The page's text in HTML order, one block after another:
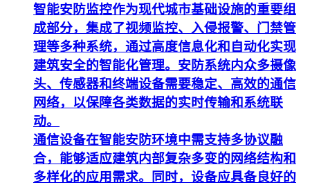
智能安防监控作为现代城市基础设施的重要组
成部分，集成了视频监控、入侵报警、门禁管
理等多种系统，通过高度信息化和自动化实现
建筑安全的智能化管理。安防系统内众多摄像
头、传感器和终端设备需要稳定、高效的通信
网络，以保障各类数据的实时传输和系统联
动。
通信设备在智能安防环境中需支持多协议融
合，能够适应建筑内部复杂多变的网络结构和
多样化的应用需求。同时，设备应具备良好的